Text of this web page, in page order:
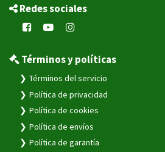
Redes sociales
Términos y políticas
Términos del servicio
Política de privacidad
Política de cookies
Política de envíos
Política de garantía